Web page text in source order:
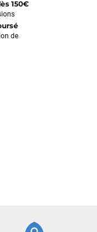
150€
de
me conseiller